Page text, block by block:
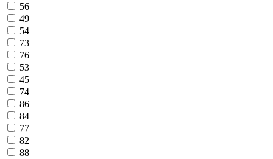
56
49
54
73
76
53
45
74
86
84
77
82
88